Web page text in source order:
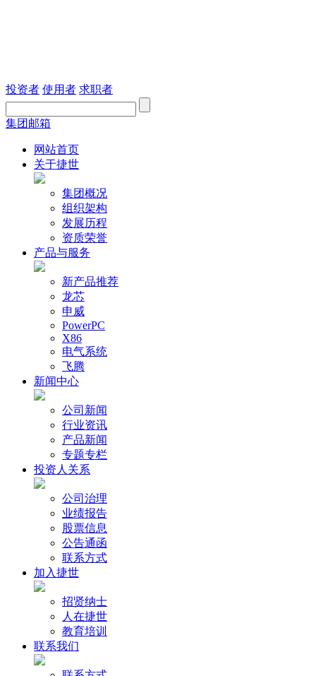
投资者 使用者 求职者
集团邮箱
网站首页
关于捷世
集团概况
组织架构
发展历程
资质荣誉
产品与服务
新产品推荐
龙芯
申威
PowerPC
X86
电气系统
飞腾
新闻中心
公司新闻
行业资讯
产品新闻
专题专栏
投资人关系
公司治理
业绩报告
股票信息
公告通函
联系方式
加入捷世
招贤纳士
人在捷世
教育培训
联系我们